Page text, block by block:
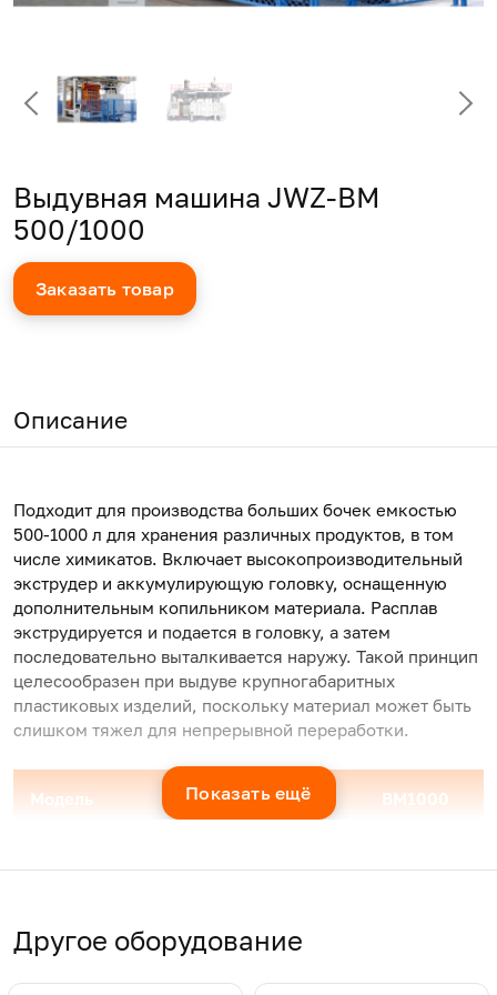
Выдувная машина JWZ-BM
500/1000
Заказать товар
Описание
Подходит для производства больших бочек емкостью
500-1000 л для хранения различных продуктов, в том
числе химикатов. Включает высокопроизводительный
экструдер и аккумулирующую головку, оснащенную
дополнительным копильником материала. Расплав
экструдируется и подается в головку, а затем
последовательно выталкивается наружу. Такой принцип
целесообразен при выдуве крупногабаритных
пластиковых изделий, поскольку материал может быть
слишком тяжел для непрерывной переработки.
Модель BM500 BM1000
500 1000
Сухой цикл, ПК/ч 250
Показать ещё
Другое оборудование